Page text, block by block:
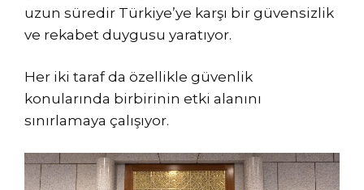
uzun süredir Türkiye’ye karşı bir güvensizlik
ve rekabet duygusu yaratıyor.
Her iki taraf da özellikle güvenlik
konularında birbirinin etki alanını
sınırlamaya çalışıyor.